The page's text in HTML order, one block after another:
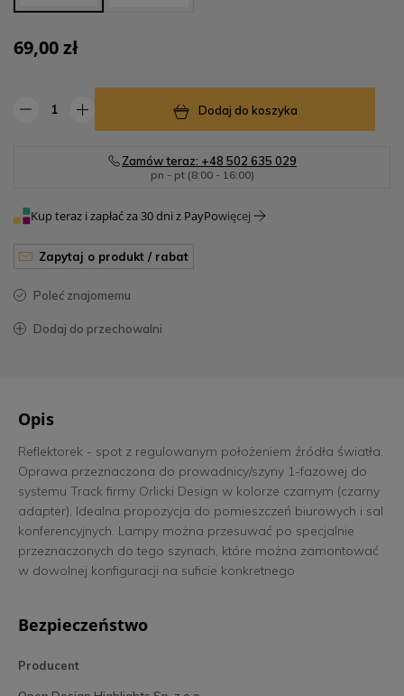
69,00 zł
Dodaj do koszyka
Zamów teraz: +48 502 635 029
pn - pt (8:00 - 16:00)
Kup teraz i zapłać za 30 dni z PayPowięcej
zapytaj o produkt / rabat
poleć znajomemu
dodaj do przechowalni
Opis
Reflektorek - spot z regulowanym położeniem źródła światła.
Oprawa przeznaczona do prowadnicy/szyny 1-fazowej do
systemu Track firmy Orlicki Design w kolorze czarnym (czarny
adapter). Idealna propozycja do pomieszczeń biurowych i sal
konferencyjnych. Lampy można przesuwać po specjalnie
przeznaczonych do tego szynach, które można zamontować
w dowolnej konfiguracji na suficie konkretnego
pomieszczenie na obszary i w zależności od potrzeb.
Bezpieczeństwo
Producent